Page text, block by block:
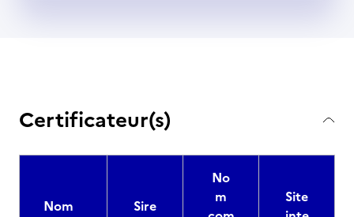
Certificateur(s)
Nom
Sire
No
m
Site